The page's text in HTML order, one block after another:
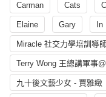
Carman Cats
Elaine Gary In
Miracle 社交力學培訓導師
Terry Wong 王總講軍事
九十後文藝少女 - 賈雅緻